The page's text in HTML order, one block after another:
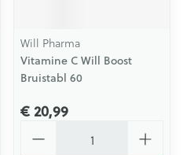
Will Pharma
Vitamine C Will Boost
Bruistabl 60
€ 20,99